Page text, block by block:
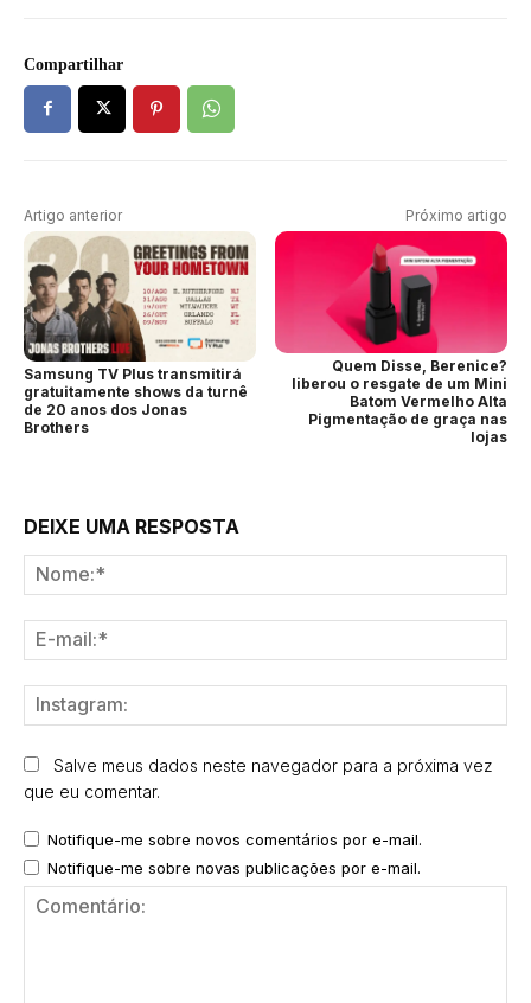
Compartilhar
Artigo anterior
Samsung TV Plus transmitirá
gratuitamente shows da turnê
de 20 anos dos Jonas
Brothers
Próximo artigo
Quem Disse, Berenice?
liberou o resgate de um Mini
Batom Vermelho Alta
Pigmentação de graça nas
lojas
DEIXE UMA RESPOSTA
Salve meus dados neste navegador para a próxima vez
que eu comentar.
Notifique-me sobre novos comentários por e-mail.
Notifique-me sobre novas publicações por e-mail.